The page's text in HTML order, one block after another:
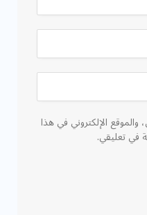
الإلكتروني في هذا
في تعليقي.